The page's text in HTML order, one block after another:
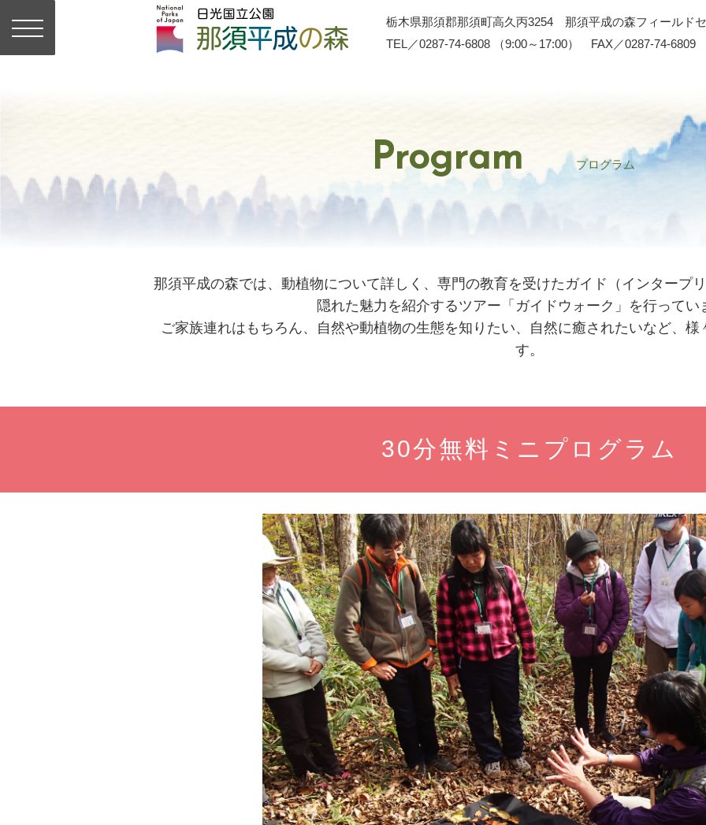
栃木県那須郡那須町高久丙3254 那須平成の森フィールド
TEL／0287-74-6808 （9:00～17:00） FAX／0287-74-6809
Program プログラム
那須平成の森では、動植物について詳しく、専門の教育を受けたガイド（インタープ
隠れた魅力を紹介するツアー「ガイドウォーク」を行ってい
ご家族連れはもちろん、自然や動植物の生態を知りたい、自然に癒されたいなど、
す。
30分無料ミニプログラム